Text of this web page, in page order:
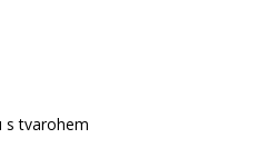
s tvarohem